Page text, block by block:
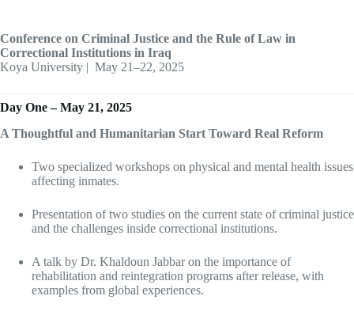
Conference on Criminal Justice and the Rule of Law in
Correctional Institutions in Iraq
Koya University | ️ May 21–22, 2025
Day One – May 21, 2025
A Thoughtful and Humanitarian Start Toward Real Reform
Two specialized workshops on physical and mental health issues
affecting inmates.
Presentation of two studies on the current state of criminal justice
and the challenges inside correctional institutions.
A talk by Dr. Khaldoun Jabbar on the importance of
rehabilitation and reintegration programs after release, with
examples from global experiences.